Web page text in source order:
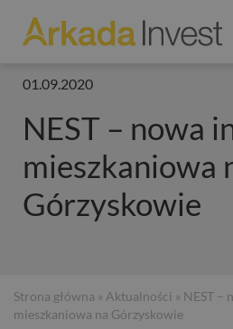
01.09.2020
NEST – nowa
mieszkaniowa
Górzyskowie
Strona główna » Aktualności » NEST –
mieszkaniowa na Górzyskowie